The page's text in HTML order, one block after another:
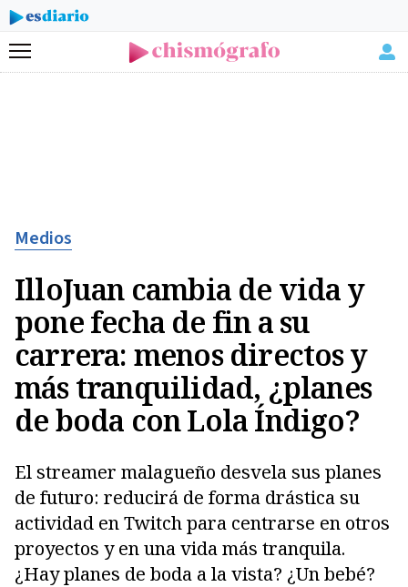
Menú
Medios
IlloJuan cambia de vida y
pone fecha de fin a su
carrera: menos directos y
más tranquilidad, ¿planes
de boda con Lola Índigo?
El streamer malagueño desvela sus planes
de futuro: reducirá de forma drástica su
actividad en Twitch para centrarse en otros
proyectos y en una vida más tranquila.
¿Hay planes de boda a la vista? ¿Un bebé?